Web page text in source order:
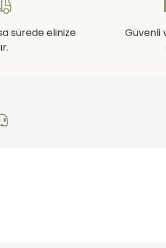
sürede elinize
Güvenli